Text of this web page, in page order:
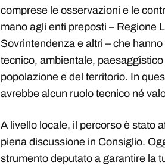
comprese le osservazioni e le
mano agli enti preposti – Regione
Sovrintendenza e altri – che
tecnico, ambientale,
popolazione e del territorio. In
avrebbe alcun ruolo tecnico né
A livello locale, il percorso è stato
piena discussione in Consiglio.
strumento deputato a garantire la